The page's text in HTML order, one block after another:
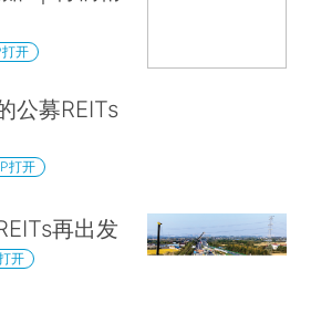
开
公募REITs
打开
再出发
开